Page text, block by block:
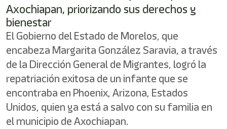
Axochiapan, priorizando sus derechos y
bienestar
El Gobierno del Estado de Morelos, que
encabeza Margarita González Saravia, a través
de la Dirección General de Migrantes, logró la
repatriación exitosa de un infante que se
encontraba en Phoenix, Arizona, Estados
Unidos, quien ya está a salvo con su familia en
el municipio de Axochiapan.